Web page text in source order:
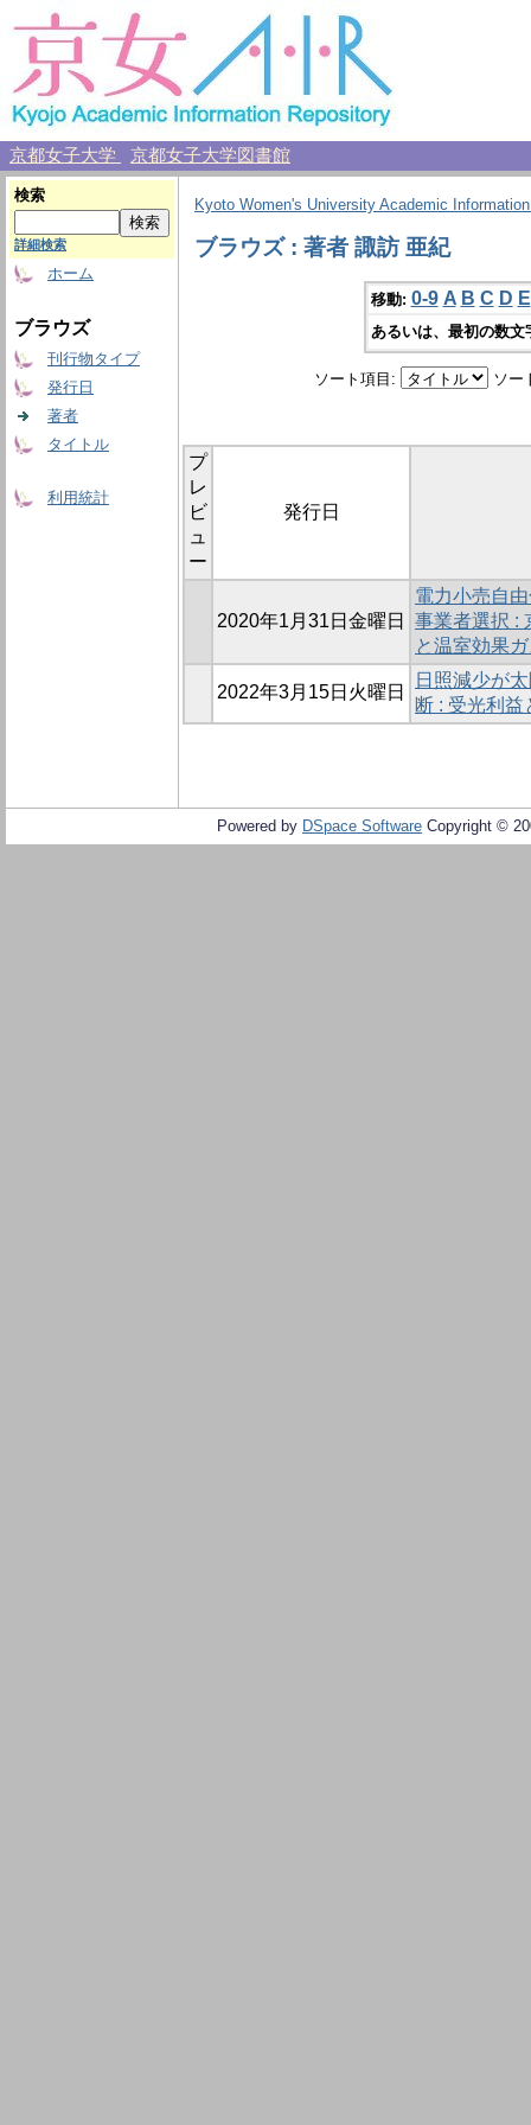
京都女子大学 京都女子大学図書館
検索
詳細検索
ホーム
ブラウズ
刊行物タイプ
発行日
著者
タイトル
利用統計
Kyoto Women's University Academic
ブラウズ : 著者 諏訪 亜紀
移動: 0-9 A B C D E
あるいは、最初の数
ソート項目: ソー
プ
レ
ビ
ュ
ー
発行日
2020年1月31日金曜日
電力小売自
事業者選択 :
と温室効果
2022年3月15日火曜日
日照減少が
断 : 受光利益
Powered by DSpace Software Copyright ©